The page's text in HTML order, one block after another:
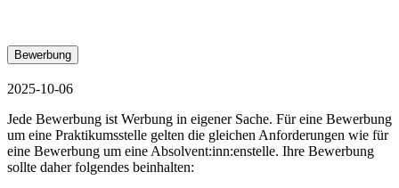
Bewerbung
2025-10-06
Jede Bewerbung ist Werbung in eigener Sache. Für eine Bewerbung
um eine Praktikumsstelle gelten die gleichen Anforderungen wie für
eine Bewerbung um eine Absolvent:inn:enstelle. Ihre Bewerbung
sollte daher folgendes beinhalten: